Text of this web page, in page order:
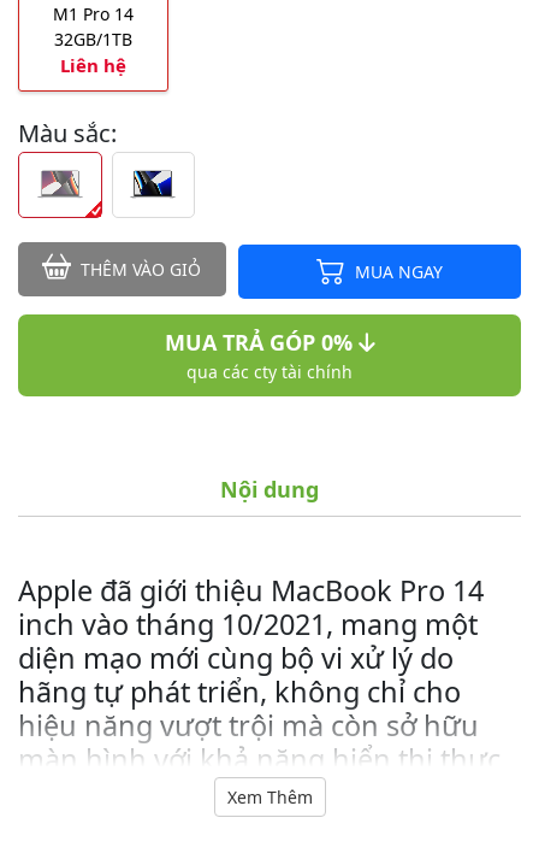
M1 Pro 14
32GB/1TB
Liên hệ
Màu sắc:
THÊM VÀO GIỎ MUA NGAY
MUA TRẢ GÓP 0%
qua các cty tài chính
Nội dung
Apple đã giới thiệu MacBook Pro 14
inch vào tháng 10/2021, mang một
diện mạo mới cùng bộ vi xử lý do
hãng tự phát triển, không chỉ cho
hiệu năng vượt trội mà còn sở hữu
màn hình với khả năng hiển thị thực
sự ấn tượng, khiến mình mê mẩn khi
cầm trên tay trải nghiệm.
Xem Thêm